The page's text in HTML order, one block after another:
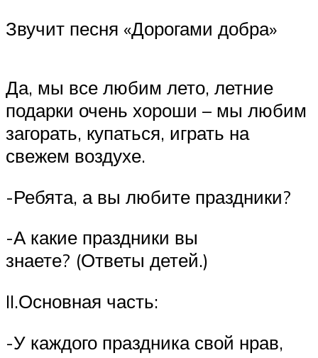
Звучит песня «Дорогами добра»
Да, мы все любим лето, летние
подарки очень хороши – мы любим
загорать, купаться, играть на
свежем воздухе.
-Ребята, а вы любите праздники?
-А какие праздники вы
знаете? (Ответы детей.)
II.Основная часть:
-У каждого праздника свой нрав,